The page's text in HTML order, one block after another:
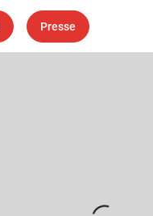
Presse